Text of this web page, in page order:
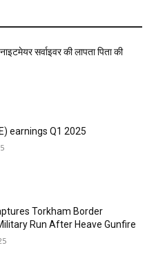
सर्वाइवर की लापता पिता की
earnings Q1 2025
Torkham Border
Run After Heave Gunfire